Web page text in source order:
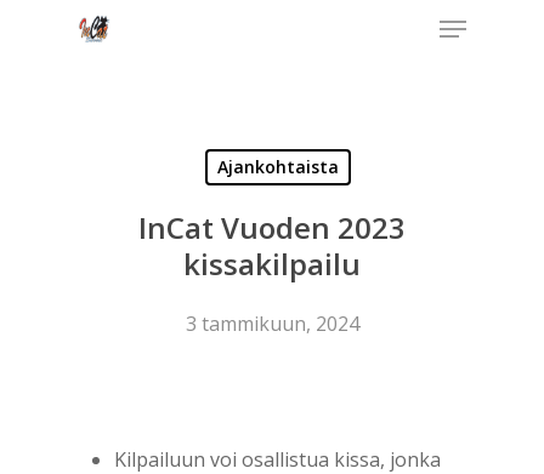
Menu
Ajankohtaista
InCat Vuoden 2023
kissakilpailu
3 tammikuun, 2024
Kilpailuun voi osallistua kissa, jonka